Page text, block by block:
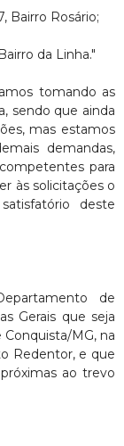
Bairro Rosário;
da Linha."
tomando as
sendo que ainda
mas estamos
demandas,
para
às solicitações o
deste
de
Gerais que seja
MG, na
Redentor, e que
ao trevo